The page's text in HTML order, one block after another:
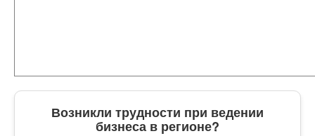
Возникли трудности при ведении
бизнеса в регионе?